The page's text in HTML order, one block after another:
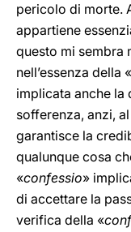
pericolo di morte.
appartiene
questo mi sembra
nell’essenza della «
implicata anche la
sofferenza, anzi,
garantisce la
qualunque cosa
«confessio»
di accettare la
verifica della «